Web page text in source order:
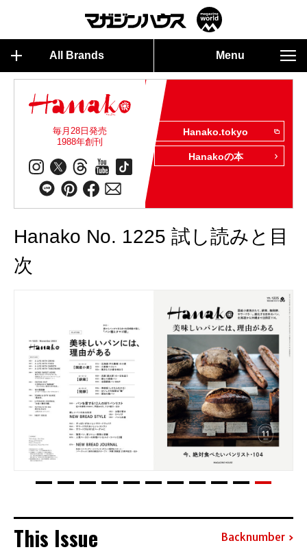
All Brands Menu
毎月28日発売
1988年創刊
Hanako.tokyo
Hanakoの本
Hanako No. 1225 試し読みと目
次
This Issue Backnumber